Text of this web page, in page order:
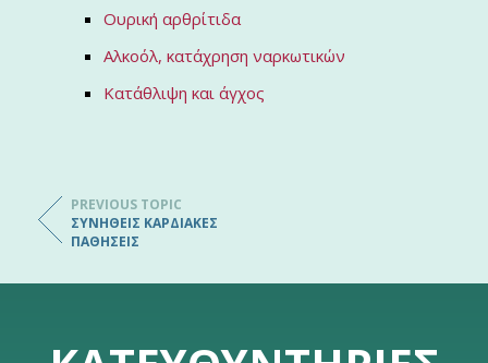
Ουρική αρθρίτιδα
Αλκοόλ, κατάχρηση ναρκωτικών
Κατάθλιψη και άγχος
PREVIOUS TOPIC
ΣΥΝΉΘΕΙΣ ΚΑΡΔΙΑΚΈΣ
ΠΑΘΉΣΕΙΣ